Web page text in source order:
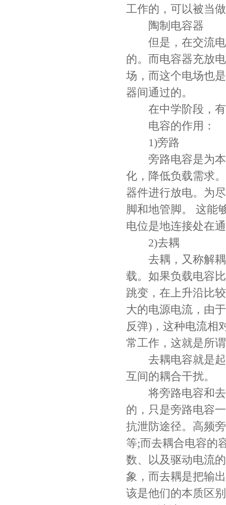
工作的，可以被当
陶制电容器
但是，在交流电
的。而电容器充放
场，而这个电场也
器间通过的。
在中学阶段，有
电容的作用：
1)旁路
旁路电容是为本
化，降低负载需求
器件进行放电。为
脚和地管脚。 这能
电位是地连接处在
2)去耦
去耦，又称解耦
载。如果负载电容
跳变，在上升沿比
大的电源电流，由
反弹)，这种电流相
常工作，这就是所
去耦电容就是起
互间的耦合干扰。
将旁路电容和去
的，只是旁路电容
抗泄防途径。高频
等;而去耦合电容的
数、以及驱动电流
象，而去耦是把输
该是他们的本质区